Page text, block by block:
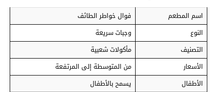
اسم المطعم
فوال خواطر الطائف
النوع
وجبات سريعة
التصنيف
مأكولات شعبية
الأسعار
من المتوسطة إلى المرتفعة
الأطفال
يسمح بالأطفال